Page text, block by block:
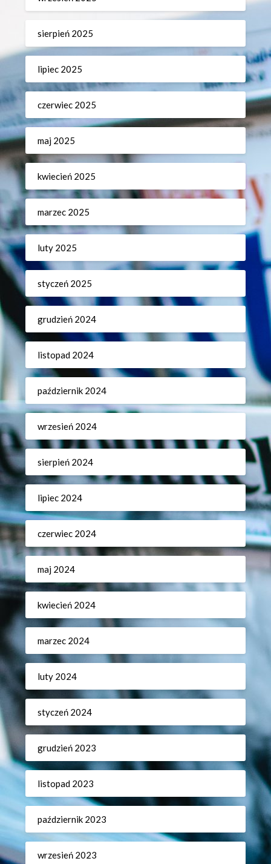
sierpień 2025
lipiec 2025
czerwiec 2025
maj 2025
kwiecień 2025
marzec 2025
luty 2025
styczeń 2025
grudzień 2024
listopad 2024
październik 2024
wrzesień 2024
sierpień 2024
lipiec 2024
czerwiec 2024
maj 2024
kwiecień 2024
marzec 2024
luty 2024
styczeń 2024
grudzień 2023
listopad 2023
październik 2023
wrzesień 2023